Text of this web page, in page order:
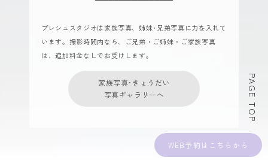
WEB予約
プレシュスタジオは家族写真、姉妹･兄弟写真に力を入れて
います。撮影時間内なら、ご兄弟・ご姉妹・ご家族写真
は、追加料金なしでお受けします。
家族写真･きょうだい
写真ギャラリーへ
PAGE TOP